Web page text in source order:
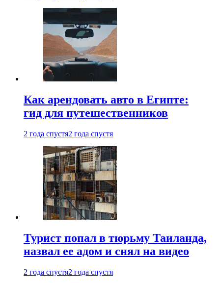
Как арендовать авто в Египте:
гид для путешественников
2 года спустя2 года спустя
Турист попал в тюрьму Таиланда,
назвал ее адом и снял на видео
2 года спустя2 года спустя